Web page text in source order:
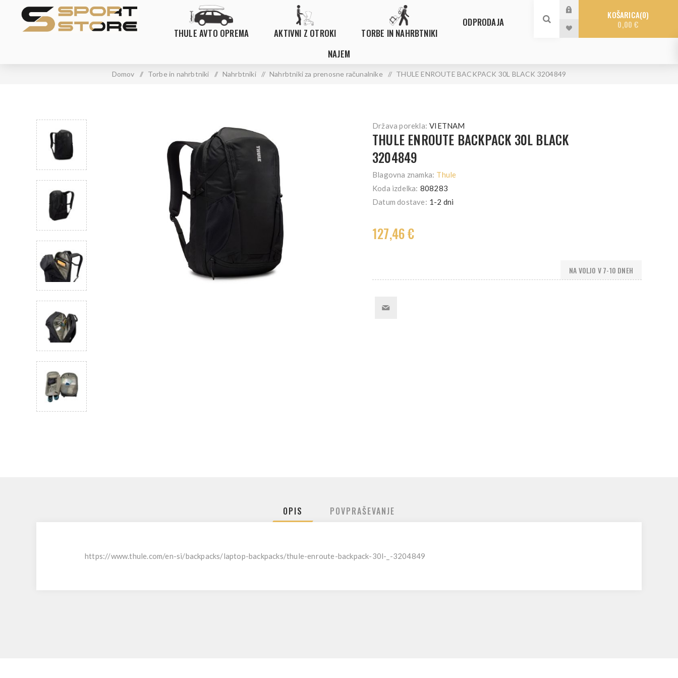
THULE AVTO OPREMA AKTIVNI Z OTROKI TORBE IN NAHRBTNIKI
ODPRODAJA
NAJEM
KOŠARICA 0
0,00 €
Domov / Torbe in nahrbtniki / Nahrbtniki / Nahrbtniki za prenosne računalnike / THULE ENROUTE BACKPACK 30L BLACK 3204849
Država porekla: VIETNAM
THULE ENROUTE BACKPACK 30L BLACK
3204849
Blagovna znamka: Thule
Koda izdelka: 808283
Datum dostave: 1-2 dni
127,46 €
NA VOLJO V 7-10 DNEH
OPIS POVPRAŠEVANJE
https://www.thule.com/en-si/backpacks/laptop-backpacks/thule-enroute-backpack-30l-_-3204849